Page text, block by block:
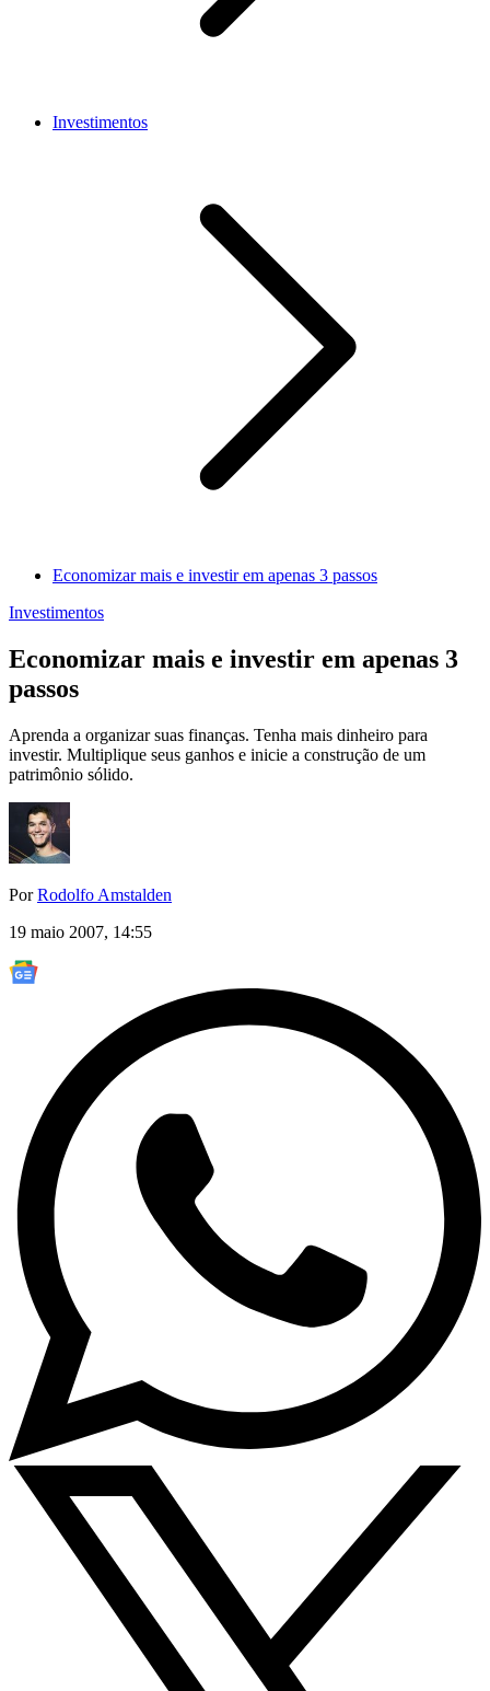
Investimentos
Economizar mais e investir em apenas 3 passos
Investimentos
Economizar mais e investir em apenas 3
passos
Aprenda a organizar suas finanças. Tenha mais dinheiro para
investir. Multiplique seus ganhos e inicie a construção de um
patrimônio sólido.
PorRodolfo Amstalden
19 maio 2007, 14:55